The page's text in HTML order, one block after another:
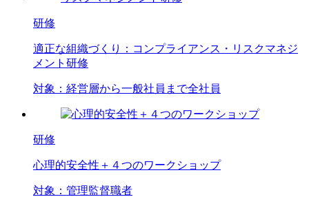
研修
適正な組織づくり：コンプライアンス・リスクマネジ
メント研修
対象： 経営層から一般社員まで全社員
研修
心理的安全性＋４つのワークショップ
対象： 管理監督職者